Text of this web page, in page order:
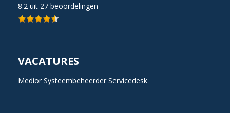
8.2 uit 27 beoordelingen
VACATURES
Medior Systeembeheerder Servicedesk